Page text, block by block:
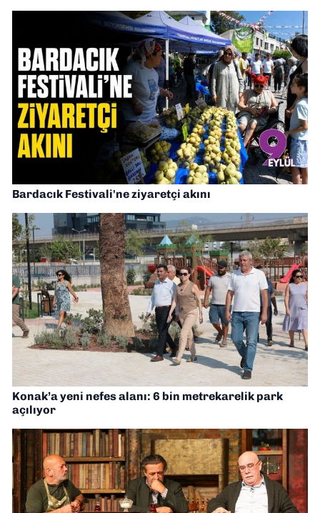
Bardacık Festivali'ne ziyaretçi akını
Konak’a yeni nefes alanı: 6 bin metrekarelik park
açılıyor